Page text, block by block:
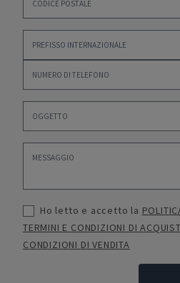
Ho letto e accetto la
TERMINI E CONDIZIONI DI
CONDIZIONI DI VENDITA